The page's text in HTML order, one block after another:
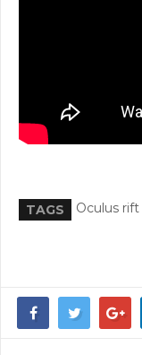
TAGS Oculus rift